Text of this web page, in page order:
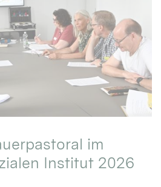
im
Institut 2026